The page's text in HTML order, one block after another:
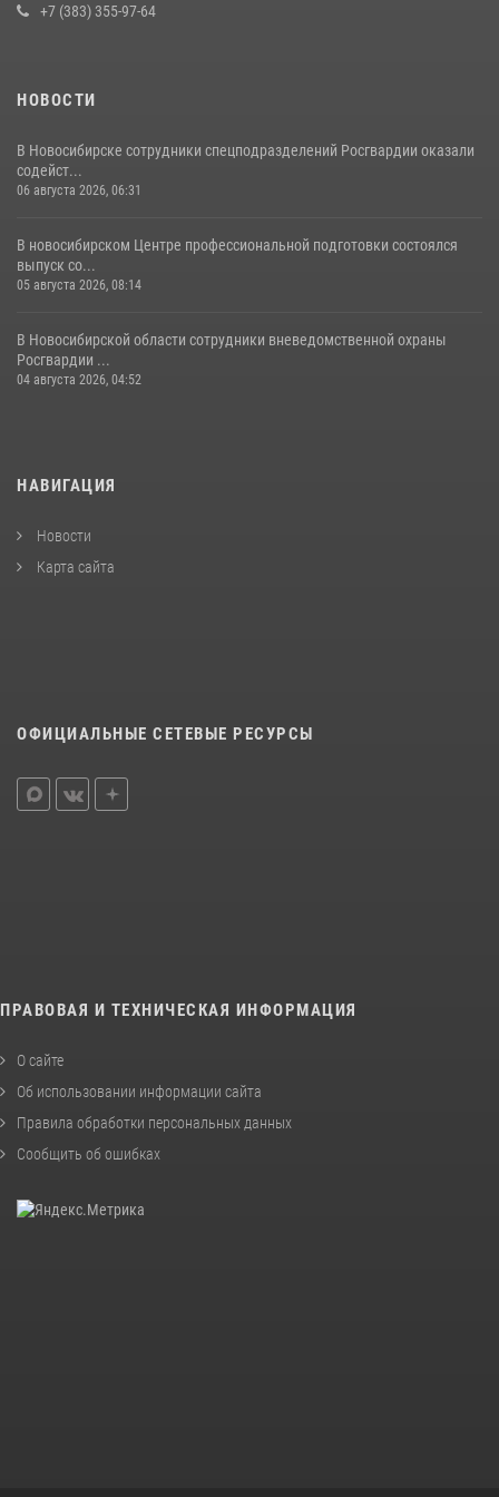
+7 (383) 355-97-64
НОВОСТИ
В Новосибирске сотрудники спецподразделений Росгвардии оказали
содейст...
06 августа 2026, 06:31
В новосибирском Центре профессиональной подготовки состоялся
выпуск со...
05 августа 2026, 08:14
В Новосибирской области сотрудники вневедомственной охраны
Росгвардии ...
04 августа 2026, 04:52
НАВИГАЦИЯ
Новости
Карта сайта
ОФИЦИАЛЬНЫЕ СЕТЕВЫЕ РЕСУРСЫ
ПРАВОВАЯ И ТЕХНИЧЕСКАЯ ИНФОРМАЦИЯ
О сайте
Об использовании информации сайта
Правила обработки персональных данных
Сообщить об ошибках